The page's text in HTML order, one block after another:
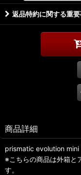
返品特約に関する重
商品詳細
prismatic evolution
※こちらの商品は外箱と
す。